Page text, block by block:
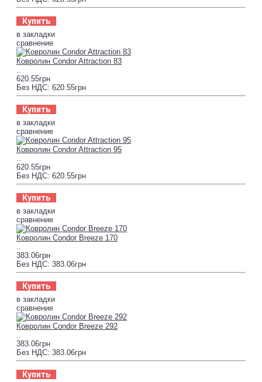
Купить
в закладки
сравнение
Ковролин Condor Attraction 83
620.55грн
Без НДС: 620.55грн
Купить
в закладки
сравнение
Ковролин Condor Attraction 95
620.55грн
Без НДС: 620.55грн
Купить
в закладки
сравнение
Ковролин Condor Breeze 170
383.06грн
Без НДС: 383.06грн
Купить
в закладки
сравнение
Ковролин Condor Breeze 292
383.06грн
Без НДС: 383.06грн
Купить